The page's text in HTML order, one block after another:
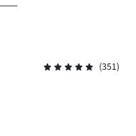
(351)